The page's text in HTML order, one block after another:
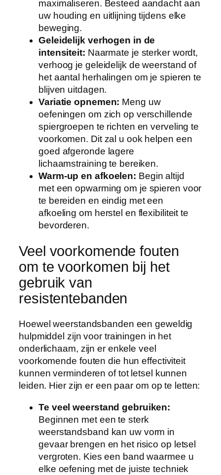
maximaliseren. Besteed aandacht aan
uw houding en uitlijning tijdens elke
beweging.
Geleidelijk verhogen in de
intensiteit: Naarmate je sterker wordt,
verhoog je geleidelijk de weerstand of
het aantal herhalingen om je spieren te
blijven uitdagen.
Variatie opnemen: Meng uw
oefeningen om zich op verschillende
spiergroepen te richten en verveling te
voorkomen. Dit zal u ook helpen een
goed afgeronde lagere
lichaamstraining te bereiken.
Warm-up en afkoelen: Begin altijd
met een opwarming om je spieren voor
te bereiden en eindig met een
afkoeling om herstel en flexibiliteit te
bevorderen.
Veel voorkomende fouten
om te voorkomen bij het
gebruik van
resistentebanden
Hoewel weerstandsbanden een geweldig
hulpmiddel zijn voor trainingen in het
onderlichaam, zijn er enkele veel
voorkomende fouten die hun effectiviteit
kunnen verminderen of tot letsel kunnen
leiden. Hier zijn er een paar om op te letten:
Te veel weerstand gebruiken:
Beginnen met een te sterk
weerstandsband kan uw vorm in
gevaar brengen en het risico op letsel
vergroten. Kies een band waarmee u
elke oefening met de juiste techniek